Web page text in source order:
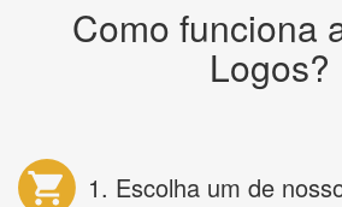
Como funciona
Logos?
1. Escolha um de